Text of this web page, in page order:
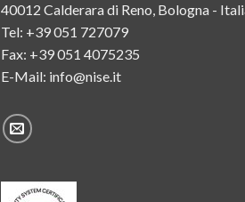
40012 Calderara di Reno, Bologna -
Tel: +39 051 727079
Fax: +39 051 4075235
E-Mail: info@nise.it